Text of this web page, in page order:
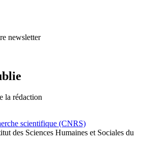
newsletter
la rédaction
des Sciences Humaines et Sociales du